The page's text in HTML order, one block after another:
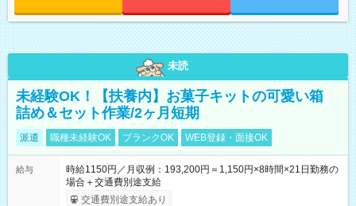
未読
未経験OK！【扶養内】お菓子キットの可愛い箱
詰め＆セット作業/2ヶ月短期
派遣 職種未経験OK ブランクOK WEB登録・面接OK
給与
時給1150円／月収例：193,200円＝1,150円×8時間×21日勤務の
場合＋交通費別途支給
交通費別途支給あり